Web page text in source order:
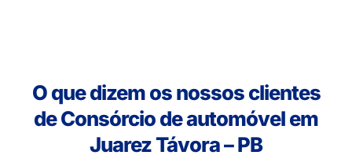
O que dizem os nossos clientes
de Consórcio de automóvel em
Juarez Távora – PB